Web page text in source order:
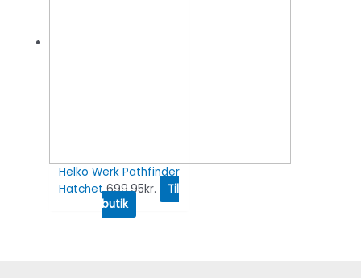
Helko Werk Pathfinder
Hatchet 699.95kr.
Til
butik